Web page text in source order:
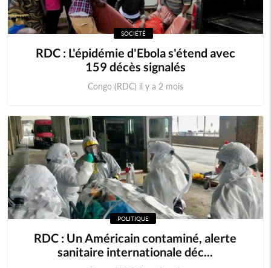
SOCIÉTÉ
RDC : L'épidémie d'Ebola s'étend avec
159 décès signalés
Congo (RDC) il y a 2 mois
POLITIQUE
RDC : Un Américain contaminé, alerte
sanitaire internationale déc...